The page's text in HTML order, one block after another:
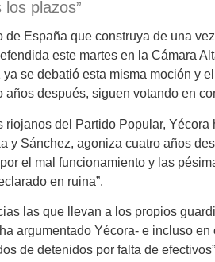
plazos”
España que construya de una
este martes en la Cámara
se debatió esta misma moción y
después, siguen votando en
del Partido Popular,
y Sánchez, agoniza cuatro años
el mal funcionamiento y las
en ruina”.
las que llevan a los propios
argumentado Yécora- e incluso
de detenidos por falta de